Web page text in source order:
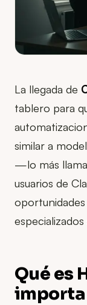
La llegada de
tablero para
similar a
—lo más
usuarios de
Qué es
importa